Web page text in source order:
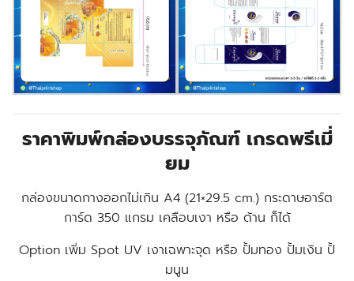
ราคาพิมพ์กล่องบรรจุภัณฑ์ เกรดพรีเมี่
ยม
กล่องขนาดกางออกไม่เกิน A4 (21×29.5 cm.) กระดาษอาร์ต
การ์ด 350 แกรม เคลือบเงา หรือ ด้าน ก็ได้
Option เพิ่ม Spot UV เงาเฉพาะจุด หรือ ปั้มทอง ปั้มเงิน ปั้
มนูน